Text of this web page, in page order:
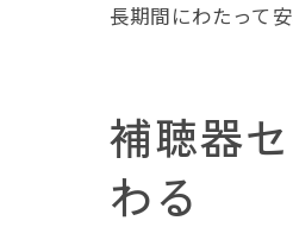
長期間にわたって
補聴器
わる